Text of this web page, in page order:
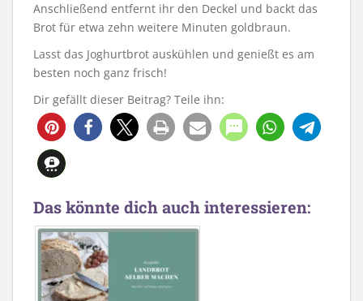
Anschließend entfernt ihr den Deckel und backt das
Brot für etwa zehn weitere Minuten goldbraun.
Lasst das Joghurtbrot auskühlen und genießt es am
besten noch ganz frisch!
Dir gefällt dieser Beitrag? Teile ihn:
676 39
Das könnte dich auch interessieren: